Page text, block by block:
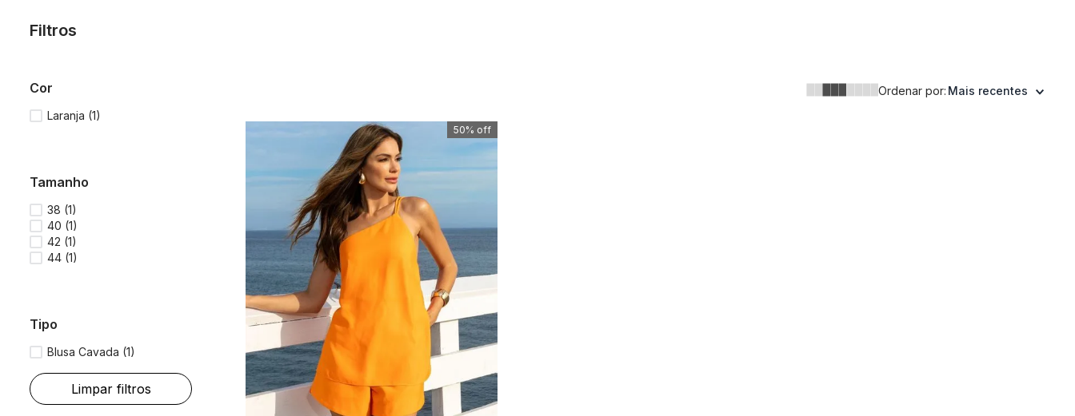
Filtros
cor
Laranja (1)
tamanho
38 (1)
40 (1)
42 (1)
44 (1)
tipo
Blusa Cavada (1)
Ordenar por: Mais recentes
50% off